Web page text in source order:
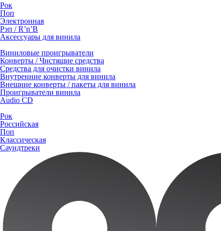
Рок
Поп
Электронная
Рэп / R’n’B
Аксессуары для винила
Виниловые проигрыватели
Конверты / Чистящие средства
Средства для очистки винила
Внутренние конверты для винила
Внешние конверты / пакеты для винила
Проигрыватели винила
Audio CD
Рок
Российская
Поп
Классическая
Саундтреки